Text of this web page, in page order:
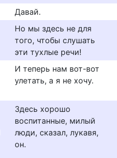
Давай.
Но мы здесь не для
того, чтобы слушать
эти тухлые речи!
И теперь нам вот-вот
улетать, а я не хочу.
Здесь хорошо
воспитанные, милый
люди, сказал, лукавя,
он.